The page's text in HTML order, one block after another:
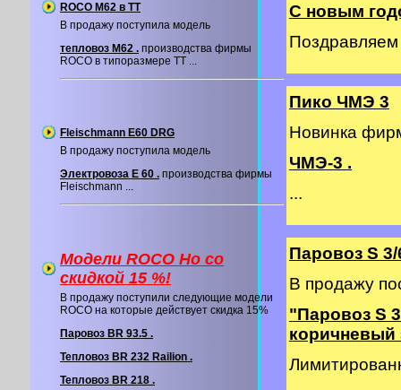
ROCO M62 в ТТ
В продажу поступила модель
тепловоз М62 . производства фирмы
ROCO в типоразмере ТТ ...
Fleischmann E60 DRG
В продажу поступила модель
Электровоза E 60 . производства фирмы
Fleischmann ...
Модели ROCO Ho со
cкидкой 15 %!
В продажу поступили следующие модели
ROCO на которые действует скидка 15%
Паровоз BR 93.5 .
Тепловоз BR 232 Railion .
Тепловоз BR 218 .
С новым
Пико ЧМЭ 3
Новинка
ЧМЭ-3 .
...
Паровоз S
В продажу
"Паровоз S
коричневый